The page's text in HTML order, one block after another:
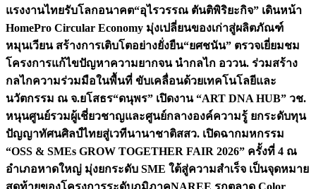
แรงงานไทยรับโลกอนาคต“อุไรวรรณ ตันติพิริยะกิจ” เดินหน้า
HomePro Circular Economy มุ่งเปลี่ยนของเก่าสู่ผลิตภัณฑ์
หมุนเวียน สร้างการเติบโตอย่างยั่งยืน“ยศชนัน” ตรวจเยี่ยมชม
โครงการแก้ไขปัญหาความยากจน นำกลไก อววน. ร่วมสร้าง
กลไกความร่วมมือในพื้นที่ ขับเคลื่อนด้วยเทคโนโลยีและ
นวัตกรรม ณ จ.ยโสธร“ดนุพร” เปิดงาน “ART DNA HUB” วช.
หนุนศูนย์รวมผู้เชี่ยวชาญและศูนย์กลางองค์ความรู้ ยกระดับทุน
ปัญญาทัศนศิลป์ไทยสู่เวทีนานาชาติสสว. เปิดฉากมหกรรม
“OSS & SMEs GROW TOGETHER FAIR 2026” ครั้งที่ 4 ณ
อำเภอหาดใหญ่ มุ่งยกระดับ SME ใต้สู่ความสำเร็จ เป็นจุดหมาย